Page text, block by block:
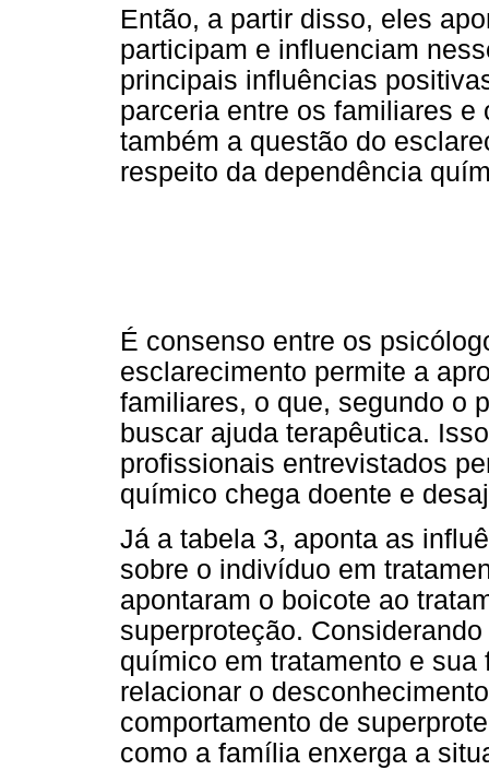
Então, a partir disso, eles
participam e influenciam
principais influências
parceria entre os familiares e
também a questão do
respeito da dependência
É consenso entre os
esclarecimento permite a
familiares, o que, segundo o
buscar ajuda terapêutica.
profissionais entrevistados
químico chega doente e
Já a tabela 3, aponta as
sobre o indivíduo em
apontaram o boicote ao
superproteção.
químico em tratamento e
relacionar o
comportamento de
como a família enxerga a